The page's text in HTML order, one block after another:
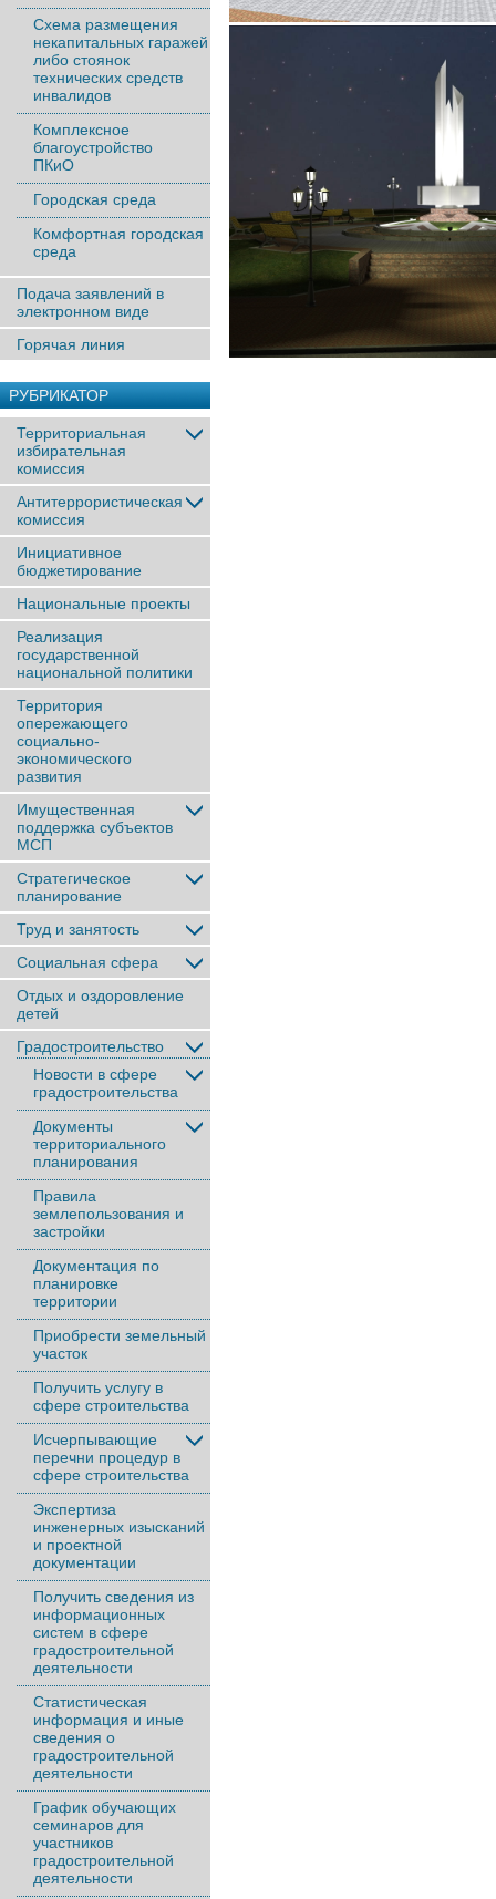
Схема размещения
некапитальных гаражей
либо стоянок
технических средств
инвалидов
Комплексное
благоустройство
ПКиО
Городская среда
Комфортная городская
среда
Подача заявлений в
электронном виде
Горячая линия
РУБРИКАТОР
Территориальная
избирательная
комиссия
Антитеррористическая
комиссия
Инициативное
бюджетирование
Национальные проекты
Реализация
государственной
национальной политики
Территория
опережающего
социально-
экономического
развития
Имущественная
поддержка субъектов
МСП
Стратегическое
планирование
Труд и занятость
Социальная сфера
Отдых и оздоровление
детей
Градостроительство
Новости в сфере
градостроительства
Документы
территориального
планирования
Правила
землепользования и
застройки
Документация по
планировке
территории
Приобрести земельный
участок
Получить услугу в
сфере строительства
Исчерпывающие
перечни процедур в
сфере строительства
Экспертиза
инженерных изысканий
и проектной
документации
Получить сведения из
информационных
систем в сфере
градостроительной
деятельности
Статистическая
информация и иные
сведения о
градостроительной
деятельности
График обучающих
семинаров для
участников
градостроительной
деятельности